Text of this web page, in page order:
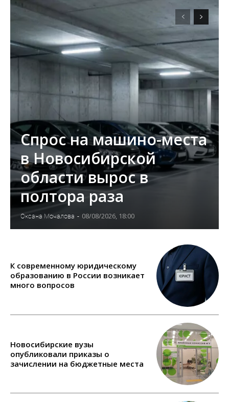
Спрос на машино-места
в Новосибирской
области вырос в
полтора раза
Оксана Мочалова - 08/08/2026, 18:00
К современному юридическому
образованию в России возникает
много вопросов
Новосибирские вузы
опубликовали приказы о
зачислении на бюджетные места